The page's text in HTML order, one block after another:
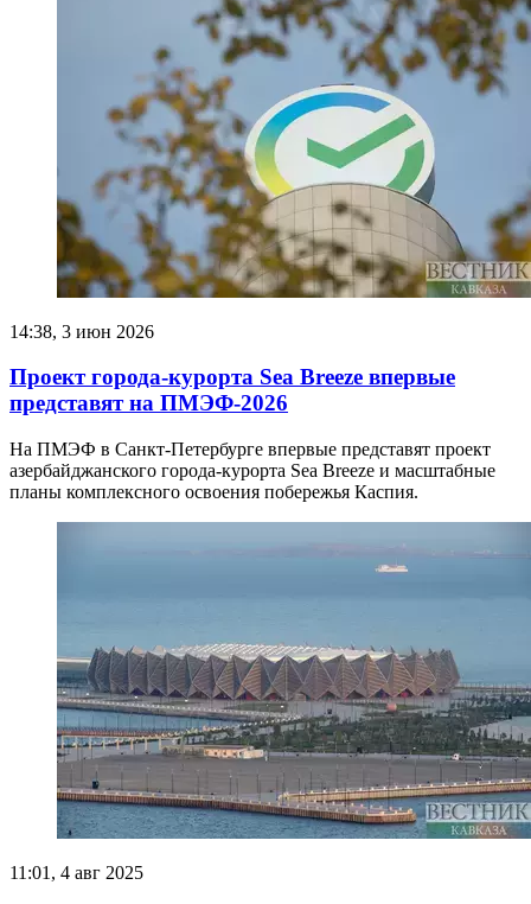
14:38, 3 июн 2026
Проект города-курорта Sea Breeze впервые
представят на ПМЭФ-2026
На ПМЭФ в Санкт-Петербурге впервые представят проект
азербайджанского города-курорта Sea Breeze и масштабные
планы комплексного освоения побережья Каспия.
11:01, 4 авг 2025